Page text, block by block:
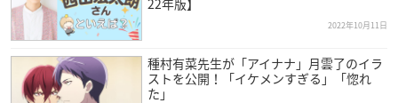
2022年10月11日
種村有菜先生が「アイナナ」月雲了のイラ
ストを公開！「イケメンすぎる」「惚れ
た」